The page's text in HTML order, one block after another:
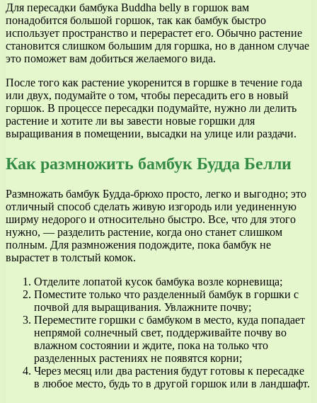
Для пересадки бамбука Buddha belly в горшок вам
понадобится большой горшок, так как бамбук быстро
использует пространство и перерастет его. Обычно растение
становится слишком большим для горшка, но в данном случае
это поможет вам добиться желаемого вида.
После того как растение укоренится в горшке в течение года
или двух, подумайте о том, чтобы пересадить его в новый
горшок. В процессе пересадки подумайте, нужно ли делить
растение и хотите ли вы завести новые горшки для
выращивания в помещении, высадки на улице или раздачи.
Как размножить бамбук Будда Белли
Размножать бамбук Будда-брюхо просто, легко и выгодно; это
отличный способ сделать живую изгородь или уединенную
ширму недорого и относительно быстро. Все, что для этого
нужно, — разделить растение, когда оно станет слишком
полным. Для размножения подождите, пока бамбук не
вырастет в толстый комок.
Отделите лопатой кусок бамбука возле корневища;
Поместите только что разделенный бамбук в горшки с
почвой для выращивания. Увлажните почву;
Переместите горшки с бамбуком в место, куда попадает
непрямой солнечный свет, поддерживайте почву во
влажном состоянии и ждите, пока на только что
разделенных растениях не появятся корни;
Через месяц или два растения будут готовы к пересадке
в любое место, будь то в другой горшок или в ландшафт.